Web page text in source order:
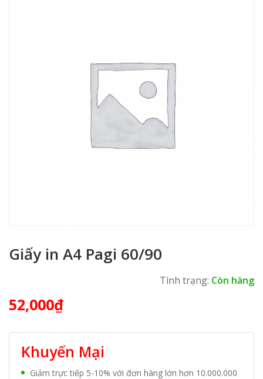
Giấy in A4 Pagi 60/90
Tình trạng: Còn hàng
52,000₫
Khuyến Mại
Giảm trực tiếp 5-10% với đơn hàng lớn hơn 10.000.000